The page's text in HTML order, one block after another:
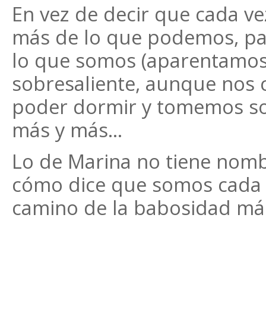
En vez de decir que cada
más de lo que podemos,
lo que somos
sobresaliente, aunque nos
poder dormir y tomemos
más y más...
Lo de Marina no tiene
cómo dice que somos
camino de la babosidad